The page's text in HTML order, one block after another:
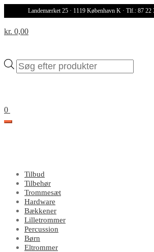
Landemærket 25 · 1119 København K · Tlf.: 87 22
Products
search
kr. 0,00
0
Tilbud
Tilbehør
Trommesæt
Hardware
Bækkener
Lilletrommer
Percussion
Børn
Eltrommer